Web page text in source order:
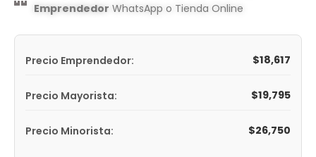
Emprendedor WhatsApp o Tienda Online
Precio Emprendedor: $18,617
Precio Mayorista: $19,795
Precio Minorista: $26,750